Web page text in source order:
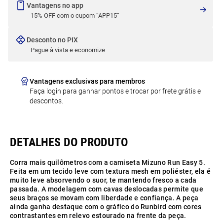
Vantagens no app
15% OFF com o cupom “APP15”
Desconto no PIX
Pague à vista e economize
Vantagens exclusivas para membros
Faça login para ganhar pontos e trocar por frete grátis e
descontos.
Corra mais quilômetros com a camiseta Mizuno Run Easy 5.
Feita em um tecido leve com textura mesh em poliéster, ela é
muito leve absorvendo o suor, te mantendo fresco a cada
passada. A modelagem com cavas deslocadas permite que
seus braços se movam com liberdade e confiança. A peça
ainda ganha destaque com o gráfico do Runbird com cores
contrastantes em relevo estourado na frente da peça.